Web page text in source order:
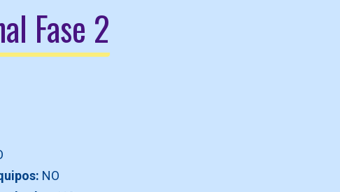
Fase 2
NO